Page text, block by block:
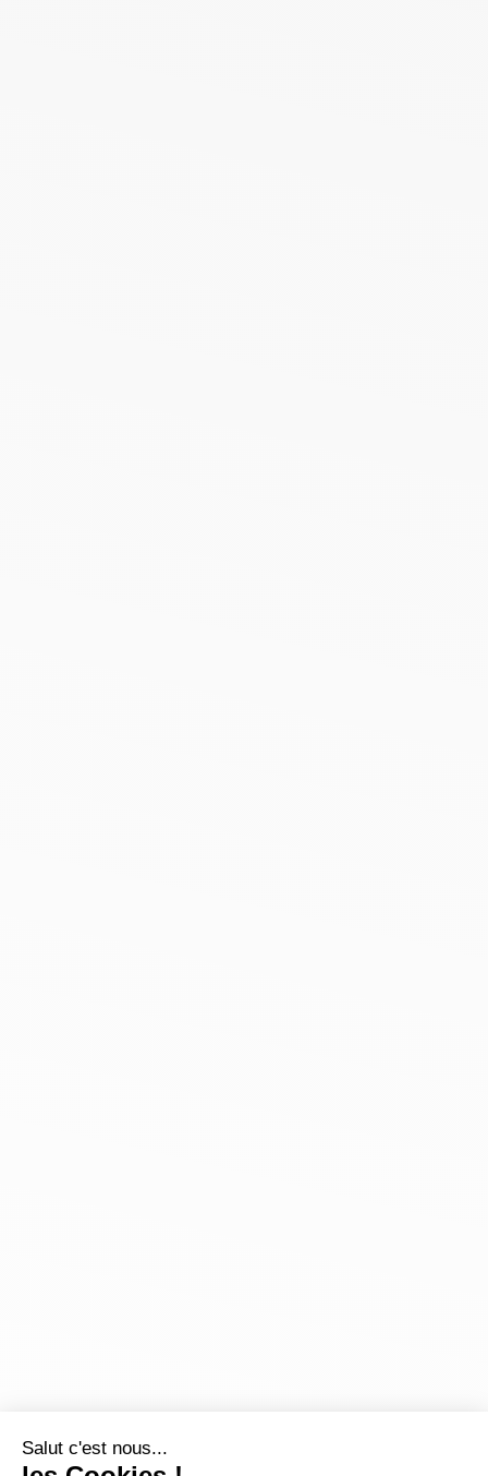
Salut c'est nous...